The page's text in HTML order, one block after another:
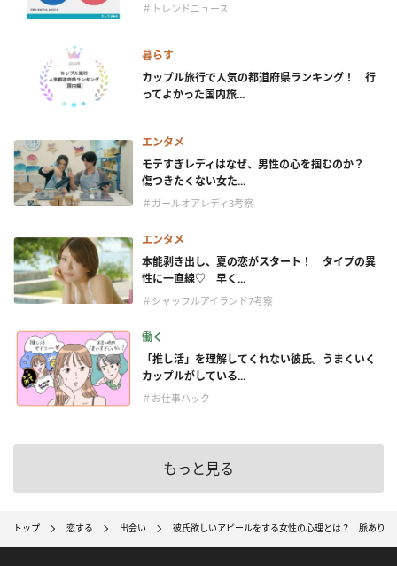
＃トレンドニュース
暮らす
カップル旅行で人気の都道府県ランキング！ 行
ってよかった国内旅...
エンタメ
モテすぎレディはなぜ、男性の心を掴むのか？
傷つきたくない女た...
＃ガールオアレディ3考察
エンタメ
本能剥き出し、夏の恋がスタート！ タイプの異
性に一直線♡ 早く...
＃シャッフルアイランド7考察
働く
「推し活」を理解してくれない彼氏。うまくいく
カップルがしている...
＃お仕事ハック
もっと見る
トップ 恋する 出会い 彼氏欲しいアピールをする女性の心理とは？ 脈あり・